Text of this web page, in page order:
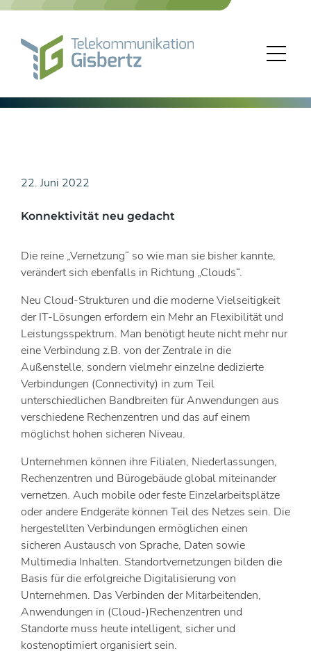
Skip
22. Juni 2022
Konnektivität neu gedacht
Die reine „Vernetzung“ so wie man sie bisher kannte,
verändert sich ebenfalls in Richtung „Clouds“.
Neu Cloud-Strukturen und die moderne Vielseitigkeit
der IT-Lösungen erfordern ein Mehr an Flexibilität und
Leistungsspektrum. Man benötigt heute nicht mehr nur
eine Verbindung z.B. von der Zentrale in die
Außenstelle, sondern vielmehr einzelne dedizierte
Verbindungen (Connectivity) in zum Teil
unterschiedlichen Bandbreiten für Anwendungen aus
verschiedene Rechenzentren und das auf einem
möglichst hohen sicheren Niveau.
Unternehmen können ihre Filialen, Niederlassungen,
Rechenzentren und Bürogebäude global miteinander
vernetzen. Auch mobile oder feste Einzelarbeitsplätze
oder andere Endgeräte können Teil des Netzes sein. Die
hergestellten Verbindungen ermöglichen einen
sicheren Austausch von Sprache, Daten sowie
Multimedia Inhalten. Standortvernetzungen bilden die
Basis für die erfolgreiche Digitalisierung von
Unternehmen. Das Verbinden der Mitarbeitenden,
Anwendungen in (Cloud-)Rechenzentren und
Standorte muss heute intelligent, sicher und
kostenoptimiert organisiert sein.